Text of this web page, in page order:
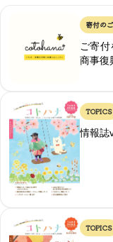
寄付の
ご寄
商事復
TOPICS
情報誌
TOPICS